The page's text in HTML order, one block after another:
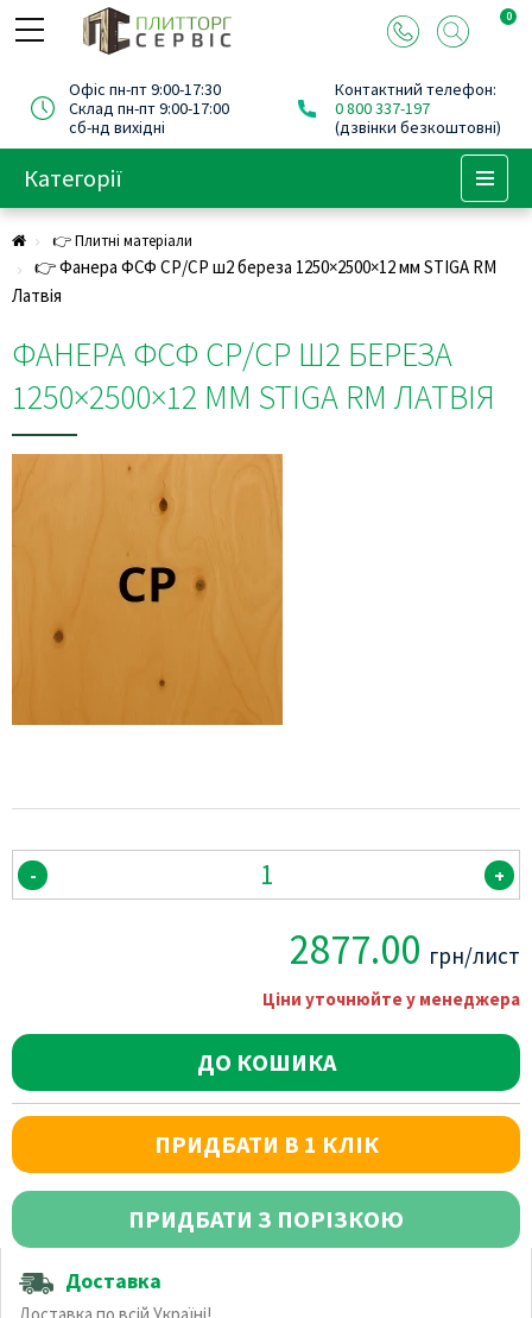
0
Офіс пн-пт 9:00-17:30
Склад пн-пт 9:00-17:00
сб-нд вихідні
Контактний телефон:
0 800 337-197
(дзвінки безкоштовні)
Категорії
👉 Плитні матеріали
👉 Фанера ФСФ СР/СP ш2 береза 1250×2500×12 мм STIGA RM
Латвія
ФАНЕРА ФСФ СР/СP Ш2 БЕРЕЗА
1250×2500×12 ММ STIGA RM ЛАТВІЯ
- +
2877.00 грн/лист
Ціни уточнюйте у менеджера
ДО КОШИКА
ПРИДБАТИ В 1 КЛІК
ПРИДБАТИ З ПОРІЗКОЮ
Доставка